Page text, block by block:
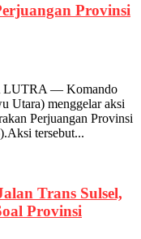
Provinsi
LUTRA — Komando
Utara) menggelar aksi
Perjuangan Provinsi
tersebut...
Trans Sulsel,
Provinsi